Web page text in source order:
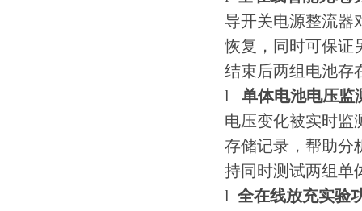
导开关电源整流器
恢复，同时可保证
结束后两组电池存
l 单体电池电压监
电压变化被实时监
存储记录，帮助分
持同时测试两组单
l 全在线放充实验